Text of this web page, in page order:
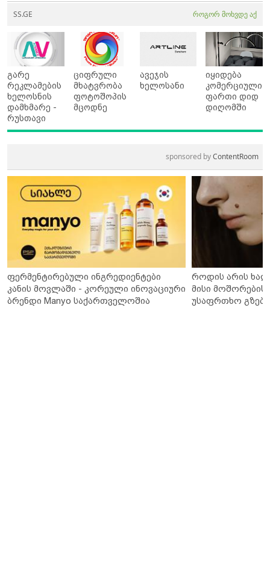
SS.GE როგორ მოხვდე აქ
გარე
რეკლამების
ხელოსნის
დამხმარე -
რუსთავი
ციფრული
მხატვრობა
ფოტოშოპის
მცოდნე
ავეჯის
ხელოსანი
იყიდება
კომერციული
ფართი დიდ
დიღომში
sponsored byContentRoom
ფერმენტირებული ინგრედიენტები
კანის მოვლაში - კორეული ინოვაციური
ბრენდი Manyo საქართველოშია
როდის არის
მისი მოშორების
უსაფრთხო გზები